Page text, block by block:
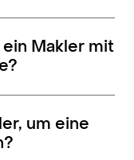
Makler mit
um eine